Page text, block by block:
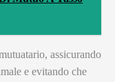
assicurando
e evitando che